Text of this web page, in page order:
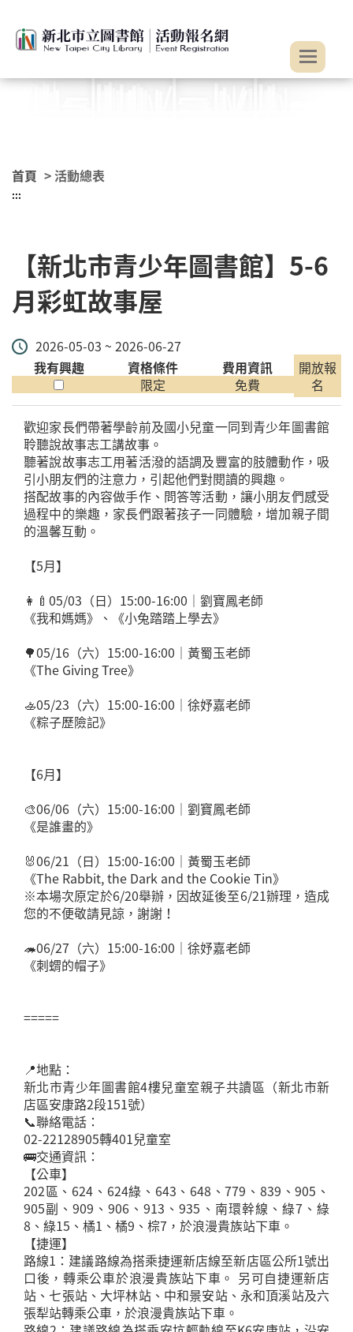
首頁 > 活動總表
:::
【新北市青少年圖書館】5-6
月彩虹故事屋
2026-05-03 ~ 2026-06-27
我有興趣
資格條件
限定
費用資訊
免費
開放報
名
歡迎家長們帶著學齡前及國小兒童一同到青少年圖書館
聆聽說故事志工講故事。
聽著說故事志工用著活潑的語調及豐富的肢體動作，吸
引小朋友們的注意力，引起他們對閱讀的興趣。
搭配故事的內容做手作、問答等活動，讓小朋友們感受
過程中的樂趣，家長們跟著孩子一同體驗，增加親子間
的溫馨互動。
【5月】
👩‍🍼05/03（日）15:00-16:00｜劉寶鳳老師
《我和媽媽》、《小兔踏踏上學去》
🌳05/16（六）15:00-16:00｜黃蜀玉老師
《The Giving Tree》
🚣05/23（六）15:00-16:00｜徐妤嘉老師
《粽子歷險記》
【6月】
🎨06/06（六）15:00-16:00｜劉寶鳳老師
《是誰畫的》
🐰06/21（日）15:00-16:00｜黃蜀玉老師
《The Rabbit, the Dark and the Cookie Tin》
※本場次原定於6/20舉辦，因故延後至6/21辦理，造成
您的不便敬請見諒，謝謝！
🦔06/27（六）15:00-16:00｜徐妤嘉老師
《刺蝟的帽子》
=====
📍地點：
新北市青少年圖書館4樓兒童室親子共讀區（新北市新
店區安康路2段151號）
📞聯絡電話：
02-22128905轉401兒童室
🚌交通資訊：
【公車】
202區、624、624綠、643、648、779、839、905、
905副、909、906、913、935、南環幹線、綠7、綠
8、綠15、橘1、橘9、棕7，於浪漫貴族站下車。
【捷運】
路線1：建議路線為搭乘捷運新店線至新店區公所1號出
口後，轉乘公車於浪漫貴族站下車。 另可自捷運新店
站、七張站、大坪林站、中和景安站、永和頂溪站及六
張犁站轉乘公車，於浪漫貴族站下車。